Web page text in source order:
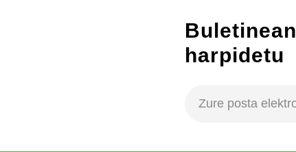
Buletinean
harpidetu